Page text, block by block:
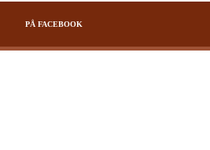
PÅ FACEBOOK